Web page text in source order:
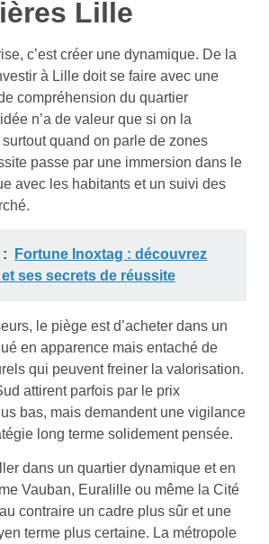
Lille
c’est créer une dynamique. De la
à Lille doit se faire avec une
compréhension du quartier
n’a de valeur que si on la
quand on parle de zones
passe par une immersion dans le
avec les habitants et un suivi des
Fortune Inoxtag : découvrez
ses secrets de réussite
le piège est d’acheter dans un
en apparence mais entaché de
qui peuvent freiner la valorisation.
attirent parfois par le prix
bas, mais demandent une vigilance
long terme solidement pensée.
dans un quartier dynamique et en
Vauban, Euralille ou même la Cité
contraire un cadre plus sûr et une
terme plus certaine. La métropole